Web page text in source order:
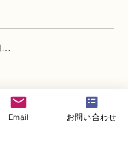
究科コース
飾り」
ース
Email お問い合わせ